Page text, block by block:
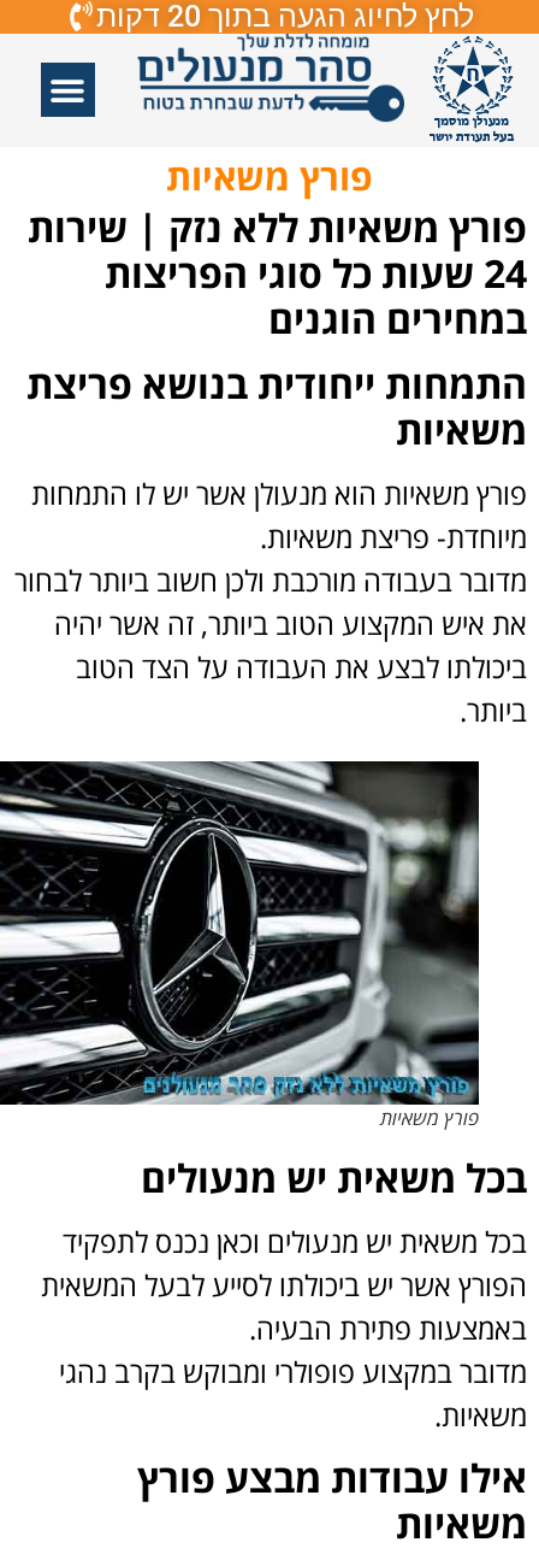
לחץ לחיוג הגעה בתוך 20 דקות
פורץ משאיות
משאיות ללא נזק | שירות
24 שעות כל סוגי הפריצות
הוגנים
ייחודית בנושא פריצת
משאיות הוא מנעולן אשר יש לו התמחות
פריצת משאיות.
בעבודה מורכבת ולכן חשוב ביותר לבחור
איש המקצוע הטוב ביותר, זה אשר יהיה
לבצע את העבודה על הצד הטוב
פורץ משאיות
משאית יש מנעולים
משאית יש מנעולים וכאן נכנס לתפקיד
אשר יש ביכולתו לסייע לבעל המשאית
פתירת הבעיה.
במקצוע פופולרי ומבוקש בקרב נהגי
עבודות מבצע פורץ